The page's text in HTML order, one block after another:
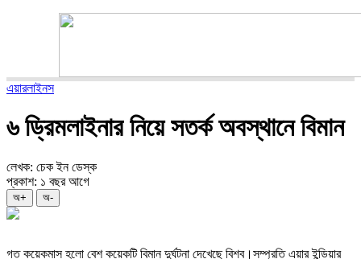
এয়ারলাইনস
৬ ড্রিমলাইনার নিয়ে সতর্ক অবস্থানে বিমান
লেখক: চেক ইন ডেস্ক
প্রকাশ: ১ বছর আগে
অ+ অ-
গত কয়েকমাস হলো বেশ কয়েকটি বিমান দুর্ঘটনা দেখেছে বিশ্ব।সম্প্রতি এয়ার ইন্ডিয়ার